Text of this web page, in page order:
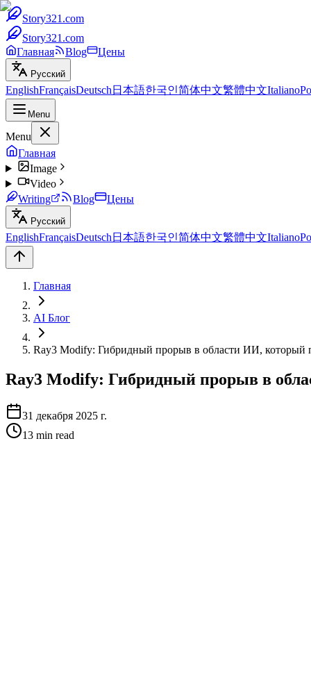
Story321.com
Story321.com
Главная
Blog Цены
Русский
EnglishFrançaisDeutsch 日本語한국인简体中文繁體中文Italiano
Menu
Menu
Главная
Image
Video
Writing
Blog Цены
Русский
EnglishFrançaisDeutsch 日本語한국인简体中文繁體中文Italiano
Главная
AI Блог
Ray3 Modify: Гибридный прорыв в области ИИ, который
Ray3 Modify: Гибридный прорыв в
31 декабря 2025 г.
13 min read